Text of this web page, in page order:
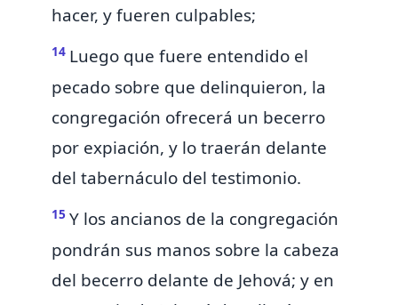
hacer, y fueren culpables;
14 Luego que fuere entendido el
pecado sobre que delinquieron, la
congregación ofrecerá un becerro
por expiación, y lo traerán delante
del tabernáculo del testimonio.
15 Y los ancianos de la congregación
pondrán sus manos sobre la cabeza
del becerro delante de Jehová; y en